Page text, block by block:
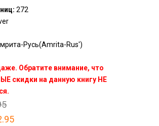
272
Русь(Amrita-Rus')
Обратите внимание, что
скидки на данную книгу НЕ